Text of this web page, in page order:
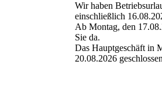
Wir haben
einschließlich
Ab Montag, den
Sie da.
Das Hauptgeschäft in
20.08.2026